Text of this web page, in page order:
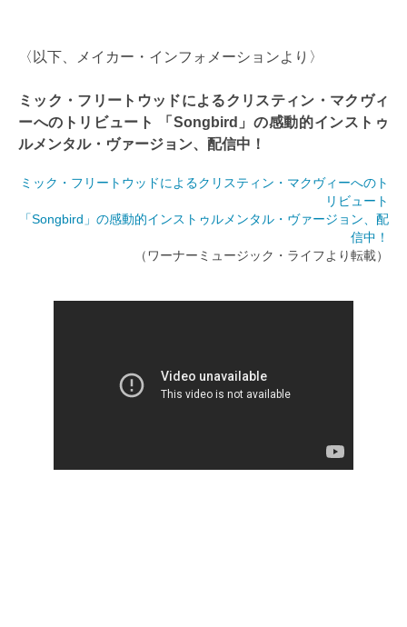
〈以下、メイカー・インフォメーションより〉
ミック・フリートウッドによるクリスティン・マクヴィ
ーへのトリビュート 「Songbird」の感動的インストゥ
ルメンタル・ヴァージョン、配信中！
ミック・フリートウッドによるクリスティン・マクヴィーへのト
リビュート
「Songbird」の感動的インストゥルメンタル・ヴァージョン、配
信中！
（ワーナーミュージック・ライフより転載）